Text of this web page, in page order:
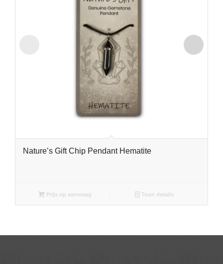
Nature’s Gift Chip Pendant Hematite
Prijs op aanvraag Toon details